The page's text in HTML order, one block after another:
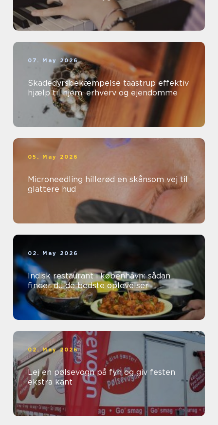
07. May 2026
Skadedyrsbekæmpelse taastrup effektiv
hjælp til hjem, erhverv og ejendomme
05. May 2026
Microneedling hillerød en skånsom vej til
glattere hud
02. May 2026
Indisk restaurant i københavn: sådan
finder du de bedste oplevelser
02. May 2026
Lej en pølsevogn på fyn og giv festen
ekstra kant